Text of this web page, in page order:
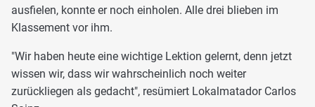
ausfielen, konnte er noch einholen. Alle drei blieben im
Klassement vor ihm.
"Wir haben heute eine wichtige Lektion gelernt, denn jetzt
wissen wir, dass wir wahrscheinlich noch weiter
zurückliegen als gedacht", resümiert Lokalmatador Carlos